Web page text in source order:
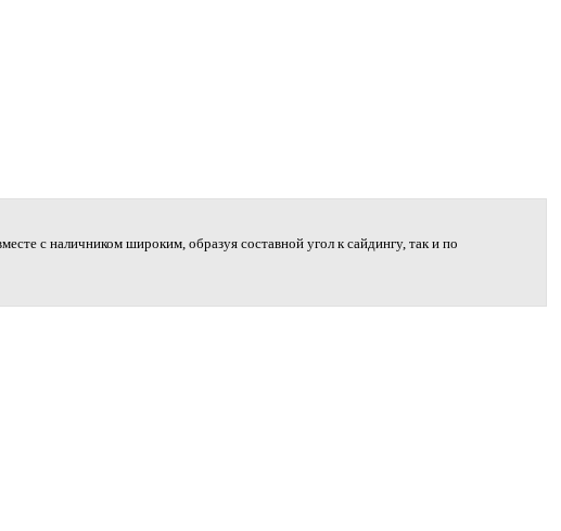
с наличником широким, образуя составной угол к сайдингу, так и по